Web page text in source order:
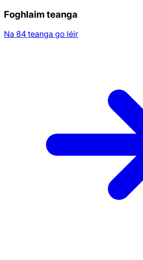
Foghlaim teanga
Na 84 teanga go léir